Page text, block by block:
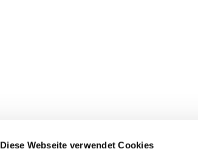
Diese Webseite verwendet Cookies